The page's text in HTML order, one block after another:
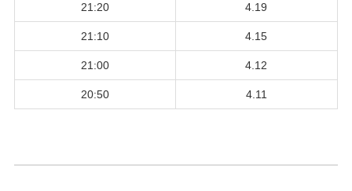
21:20 4.19
21:10 4.15
21:00 4.12
20:50 4.11